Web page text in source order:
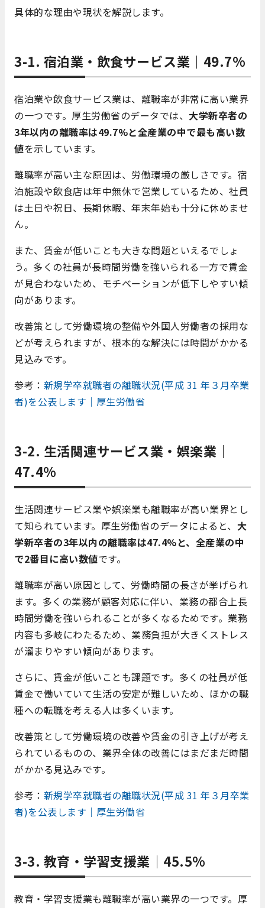
具体的な理由や現状を解説します。
3-1. 宿泊業・飲食サービス業｜49.7%
宿泊業や飲食サービス業は、離職率が非常に高い業界
の一つです。厚生労働省のデータでは、 大学新卒者の
3年以内の離職率は49.7%と全産業の中で最も高い数
値を示しています。
離職率が高い主な原因は、労働環境の厳しさです。宿
泊施設や飲食店は年中無休で営業しているため、社員
は土日や祝日、長期休暇、年末年始も十分に休めませ
ん。
また、賃金が低いことも大きな問題といえるでしょ
う。多くの社員が長時間労働を強いられる一方で賃金
が見合わないため、モチベーションが低下しやすい傾
向があります。
改善策として労働環境の整備や外国人労働者の採用な
どが考えられますが、根本的な解決には時間がかかる
見込みです。
参考： 新規学卒就職者の離職状況(平成 31 年３月卒業
者)を公表します｜厚生労働省
3-2. 生活関連サービス業・娯楽業｜
47.4%
生活関連サービス業や娯楽業も離職率が高い業界とし
て知られています。厚生労働省のデータによると、 大
学新卒者の3年以内の離職率は47.4%と、全産業の中
で2番目に高い数値です。
離職率が高い原因として、労働時間の長さが挙げられ
ます。多くの業務が顧客対応に伴い、業務の都合上長
時間労働を強いられることが多くなるためです。業務
内容も多岐にわたるため、業務負担が大きくストレス
が溜まりやすい傾向があります。
さらに、賃金が低いことも課題です。多くの社員が低
賃金で働いていて生活の安定が難しいため、ほかの職
種への転職を考える人は多くいます。
改善策として労働環境の改善や賃金の引き上げが考え
られているものの、業界全体の改善にはまだまだ時間
がかかる見込みです。
参考： 新規学卒就職者の離職状況(平成 31 年３月卒業
者)を公表します｜厚生労働省
3-3. 教育・学習支援業｜45.5%
教育・学習支援業も離職率が高い業界の一つです。厚